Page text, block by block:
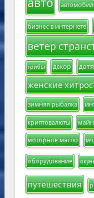
бизнес в интернете
ветер
грибы декор
женские
зимняя рыбалка
криптовалюты
моторное масло
оборудование
путешествия